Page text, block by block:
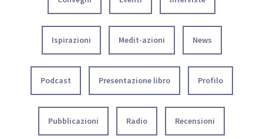
Ispirazioni Medit-azioni News
Podcast Presentazione libro Profilo
Pubblicazioni Radio Recensioni